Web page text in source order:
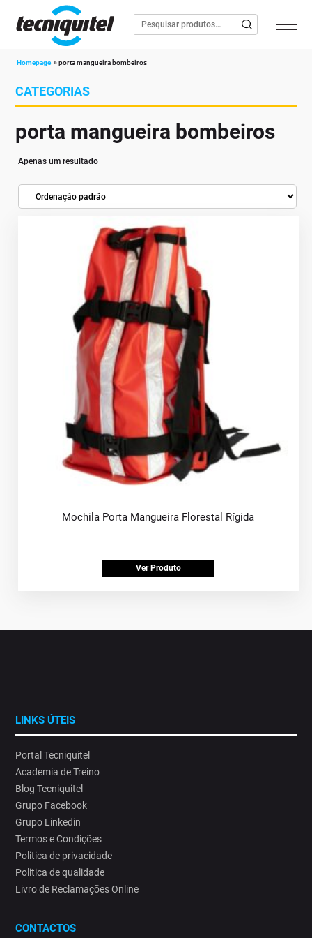
Homepage »porta mangueira bombeiros
CATEGORIAS
porta mangueira bombeiros
Apenas um resultado
Mochila Porta Mangueira Florestal Rígida
Ver Produto
LINKS ÚTEIS
Portal Tecniquitel
Academia de Treino
Blog Tecniquitel
Grupo Facebook
Grupo Linkedin
Termos e Condições
Politica de privacidade
Politica de qualidade
Livro de Reclamações Online
CONTACTOS